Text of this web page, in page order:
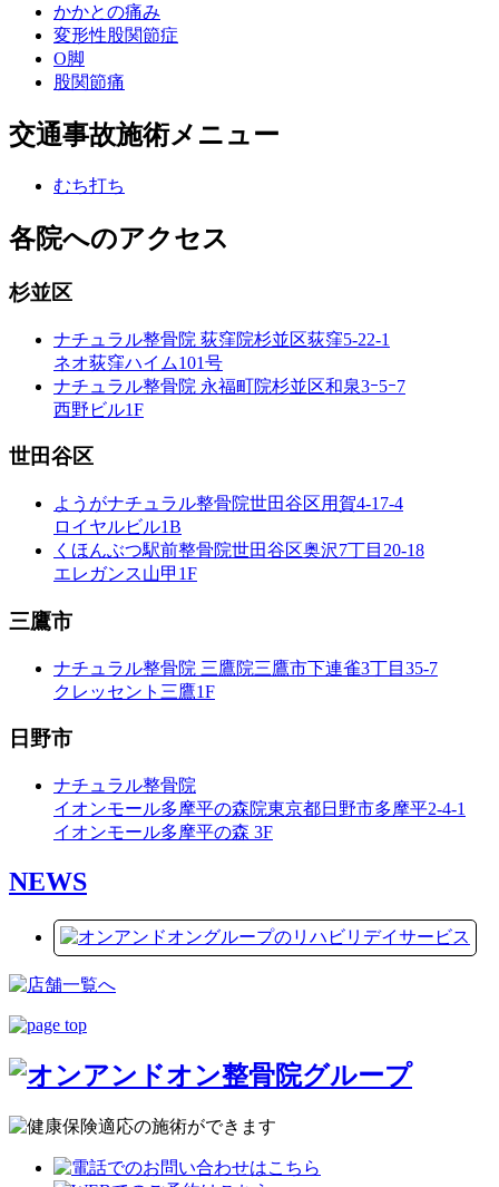
かかとの痛み
変形性股関節症
O脚
股関節痛
交通事故施術メニュー
むち打ち
各院へのアクセス
杉並区
ナチュラル整骨院 荻窪院杉並区荻窪5-22-1
ネオ荻窪ハイム101号
ナチュラル整骨院 永福町院杉並区和泉3ｰ5ｰ7
西野ビル1F
世田谷区
ようがナチュラル整骨院世田谷区用賀4-17-4
ロイヤルビル1B
くほんぶつ駅前整骨院世田谷区奥沢7丁目20-18
エレガンス山甲1F
三鷹市
ナチュラル整骨院 三鷹院三鷹市下連雀3丁目35-7
クレッセント三鷹1F
日野市
ナチュラル整骨院
イオンモール多摩平の森院東京都日野市多摩平2-4-1
イオンモール多摩平の森 3F
NEWS